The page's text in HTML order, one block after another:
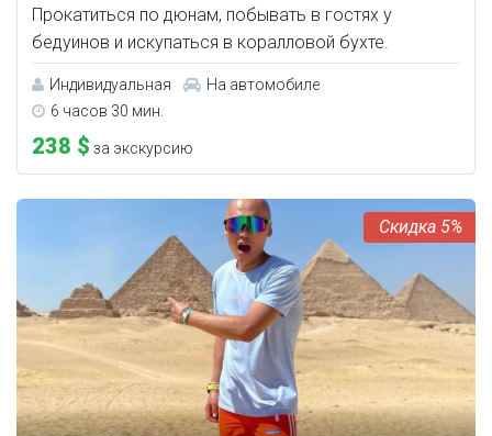
Прокатиться по дюнам, побывать в гостях у
бедуинов и искупаться в коралловой бухте.
Индивидуальная
На автомобиле
6 часов 30 мин.
238 $ за экскурсию
5%